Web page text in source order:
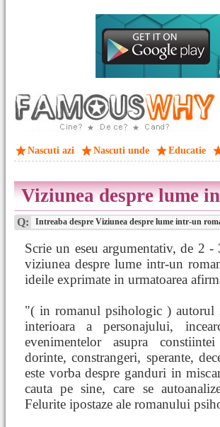
Nascuti azi Nascuti unde Educatie
Viziunea despre lume
Q: Intreaba despre Viziunea despre lume intr-un
Scrie un eseu argumentativ, de 2
viziunea despre lume intr-un
ideile exprimate in urmatoarea
"( in romanul psihologic ) autorul
interioara a personajului,
evenimentelor asupra
dorinte, constrangeri, sperante,
este vorba despre ganduri in
cauta pe sine, care se
Felurite ipostaze ale romanului